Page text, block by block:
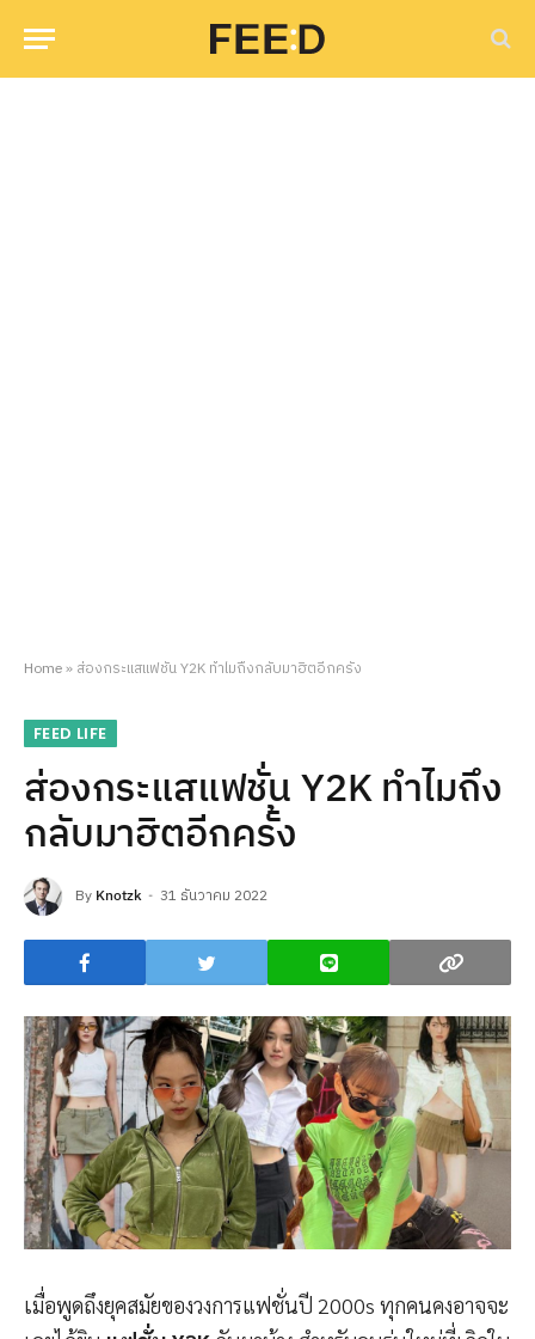
Home» ส่องกระแสแฟชั่น Y2K ทำไมถึงกลับมาฮิตอีกครั้ง
FEED LIFE
ส่องกระแสแฟชั่น Y2K ทำไมถึง
กลับมาฮิตอีกครั้ง
By Knotzk 31 ธันวาคม 2022
เมื่อพูดถึงยุคสมัยของวงการแฟชั่นปี 2000s ทุกคนคงอาจจะ